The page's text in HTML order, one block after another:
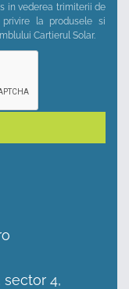
in vederea trimiterii de
la produsele si
Cartierul Solar.
sector 4,